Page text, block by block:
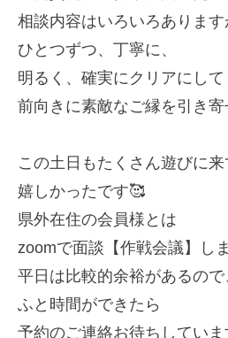
相談内容はいろいろあります
ひとつずつ、丁寧に、
明るく、確実にクリアにして
前向きに素敵なご縁を引き寄
この土日もたくさん遊びに来
嬉しかったです🥰
県外在住の会員様とは
zoomで面談【作戦会議】し
平日は比較的余裕があるので
ふと時間ができたら
予約のご連絡お待ちしていま